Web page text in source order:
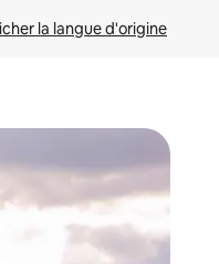
la langue d'origine